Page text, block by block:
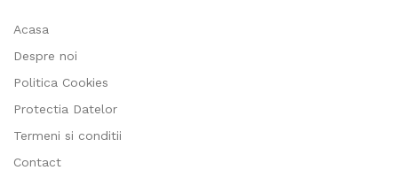
Acasa
Despre noi
Politica Cookies
Protectia Datelor
Termeni si conditii
Contact